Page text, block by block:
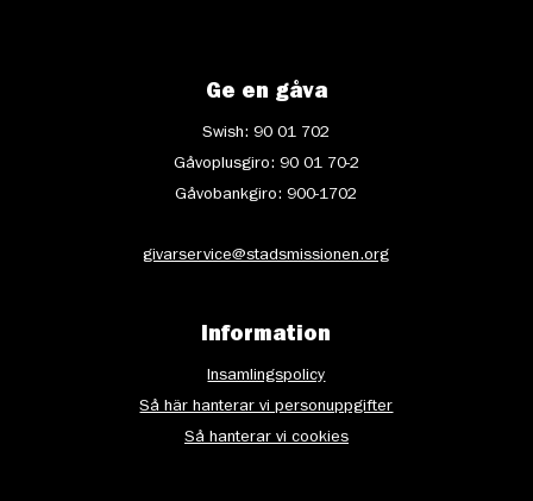
Ge en gåva
Swish: 90 01 702
Gåvoplusgiro: 90 01 70-2
Gåvobankgiro: 900-1702
givarservice@stadsmissionen.org
Information
Insamlingspolicy
Så här hanterar vi personuppgifter
Så hanterar vi cookies